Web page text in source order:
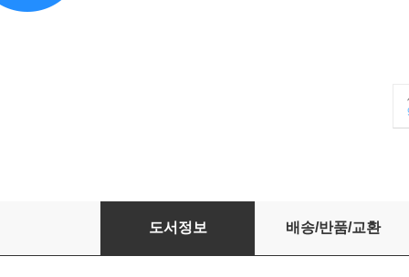
행복한 프랑스 책방
도서정보 배송/반품/교환